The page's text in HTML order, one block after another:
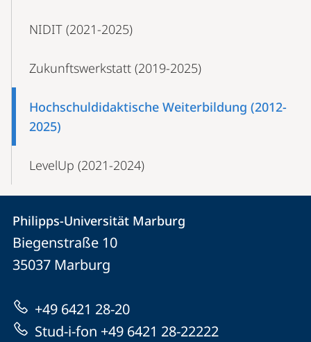
NIDIT (2021-2025)
Zukunfts­werkstatt (2019-2025)
Hochschuldidaktische Weiterbildung (2012-
2025)
LevelUp (2021-2024)
Kontakt
und
Informationen
zur
Website
Kontaktinformationen
Philipps-
Universität
Philipps-Universität Marburg
Biegenstraße 10
35037 Marburg
+49 6421 28-20
Stud-i-fon +49 6421 28-22222